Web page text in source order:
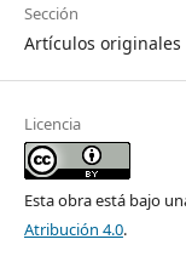
Sección
Artículos originales
Licencia
Esta obra está bajo
Atribución 4.0.